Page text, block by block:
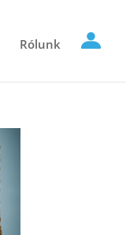
Rólunk